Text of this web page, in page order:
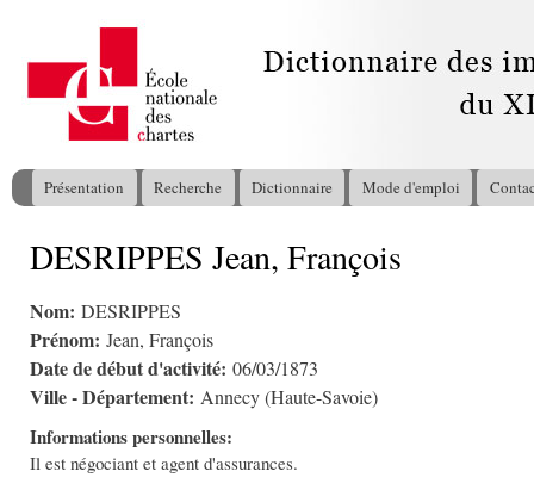
Menu principal
Présentation Recherche Dictionnaire Mode d'emploi
Vous êtes ici
DESRIPPES Jean, François
Nom: DESRIPPES
Prénom: Jean, François
Date de début d'activité: 06/03/1873
Ville - Département: Annecy (Haute-Savoie)
Informations personnelles:
Il est négociant et agent d'assurances.